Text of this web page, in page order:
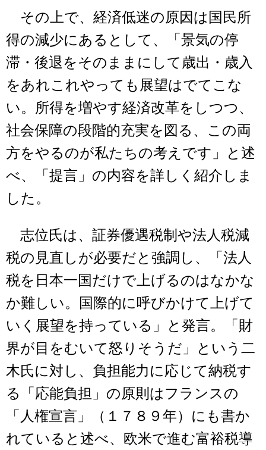
その上で、経済低迷の原因は国民所
得の減少にあるとして、「景気の停
滞・後退をそのままにして歳出・歳入
をあれこれやっても展望はでてこな
い。所得を増やす経済改革をしつつ、
社会保障の段階的充実を図る、この両
方をやるのが私たちの考えです」と述
べ、「提言」の内容を詳しく紹介しま
した。
志位氏は、証券優遇税制や法人税減
税の見直しが必要だと強調し、「法人
税を日本一国だけで上げるのはなかな
か難しい。国際的に呼びかけて上げて
いく展望を持っている」と発言。「財
界が目をむいて怒りそうだ」という二
木氏に対し、負担能力に応じて納税す
る「応能負担」の原則はフランスの
「人権宣言」（１７８９年）にも書か
れていると述べ、欧米で進む富裕税導